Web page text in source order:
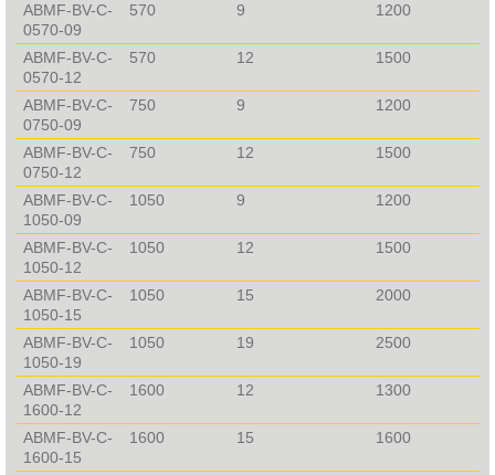
ABMF-BV-C-
0570-09
570 9 1200
ABMF-BV-C-
0570-12
570 12 1500
ABMF-BV-C-
0750-09
750 9 1200
ABMF-BV-C-
0750-12
750 12 1500
ABMF-BV-C-
1050-09
1050 9 1200
ABMF-BV-C-
1050-12
1050 12 1500
ABMF-BV-C-
1050-15
1050 15 2000
ABMF-BV-C-
1050-19
1050 19 2500
ABMF-BV-C-
1600-12
1600 12 1300
ABMF-BV-C-
1600-15
1600 15 1600